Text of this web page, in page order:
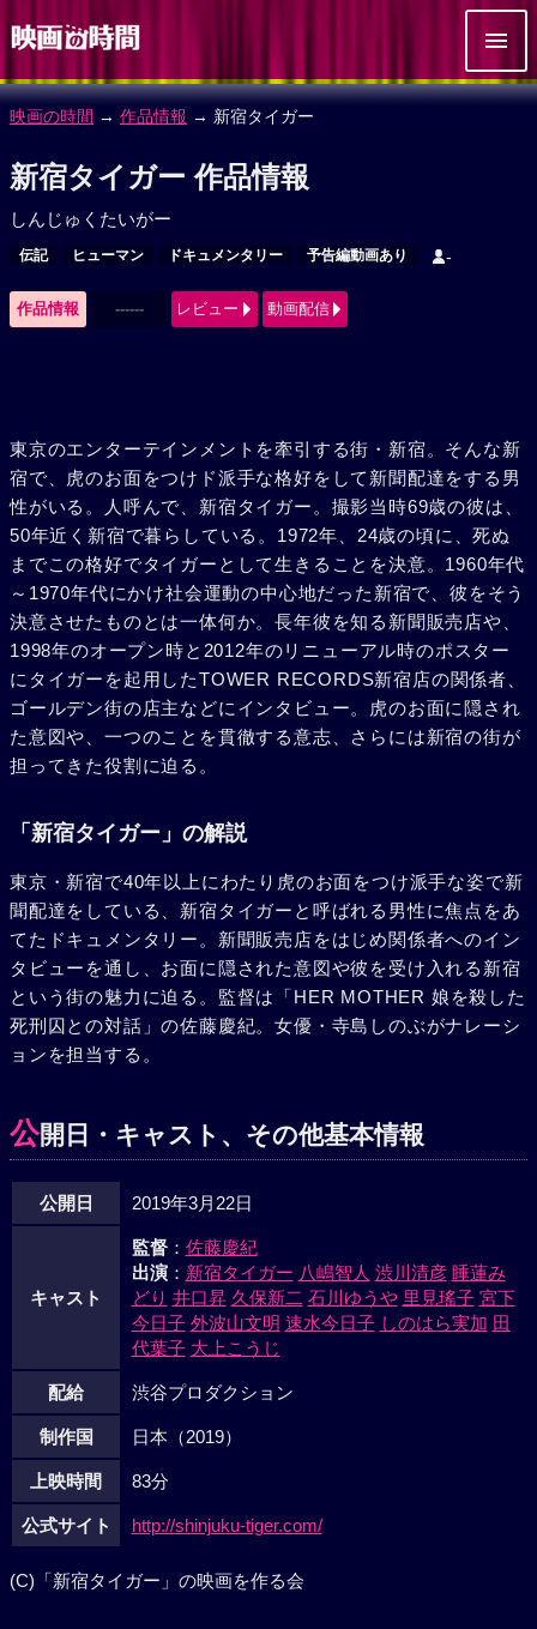
映画の時間 → 作品情報 → 新宿タイガー
新宿タイガー 作品情報
しんじゅくたいがー
伝記 ヒューマン ドキュメンタリー 予告編動画あり -
作品情報 ------ レビュー 動画配信
東京のエンターテインメントを牽引する街・新宿。そんな新
宿で、虎のお面をつけド派手な格好をして新聞配達をする男
性がいる。人呼んで、新宿タイガー。撮影当時69歳の彼は、
50年近く新宿で暮らしている。1972年、24歳の頃に、死ぬ
までこの格好でタイガーとして生きることを決意。1960年代
～1970年代にかけ社会運動の中心地だった新宿で、彼をそう
決意させたものとは一体何か。長年彼を知る新聞販売店や、
1998年のオープン時と2012年のリニューアル時のポスター
にタイガーを起用したTOWER RECORDS新宿店の関係者、
ゴールデン街の店主などにインタビュー。虎のお面に隠され
た意図や、一つのことを貫徹する意志、さらには新宿の街が
担ってきた役割に迫る。
「新宿タイガー」の解説
東京・新宿で40年以上にわたり虎のお面をつけ派手な姿で新
聞配達をしている、新宿タイガーと呼ばれる男性に焦点をあ
てたドキュメンタリー。新聞販売店をはじめ関係者へのイン
タビューを通し、お面に隠された意図や彼を受け入れる新宿
という街の魅力に迫る。監督は「HER MOTHER 娘を殺した
死刑囚との対話」の佐藤慶紀。女優・寺島しのぶがナレーシ
ョンを担当する。
公開日・キャスト、その他基本情報
公開日 2019年3月22日
キャスト
監督： 佐藤慶紀
出演： 新宿タイガー 八嶋智人 渋川清彦 睡蓮み
どり 井口昇 久保新二 石川ゆうや 里見瑤子 宮下
今日子 外波山文明 速水今日子 しのはら実加 田
代葉子 大上こうじ
配給 渋谷プロダクション
制作国 日本（2019）
上映時間 83分
公式サイト http://shinjuku-tiger.com/
(C)「新宿タイガー」の映画を作る会